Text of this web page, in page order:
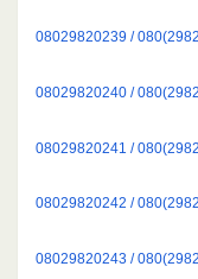
08029820239 /
08029820240 /
08029820241 /
08029820242 /
08029820243 /